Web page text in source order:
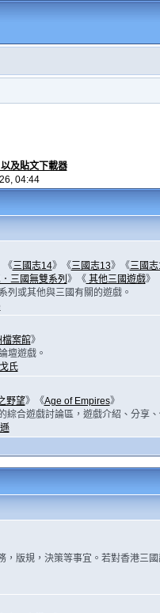
及貼文下載器
04:44
《三國志14》《三國志13》《三國
三國無雙系列 》《其他三國遊戲》
列或其他與三國有關的遊戲。
檔案館》
壇遊戲。
氏
野望》《Age of Empires》
綜合遊戲討論區，遊戲介紹、分享
，版規，決策等事宜。若對香港三